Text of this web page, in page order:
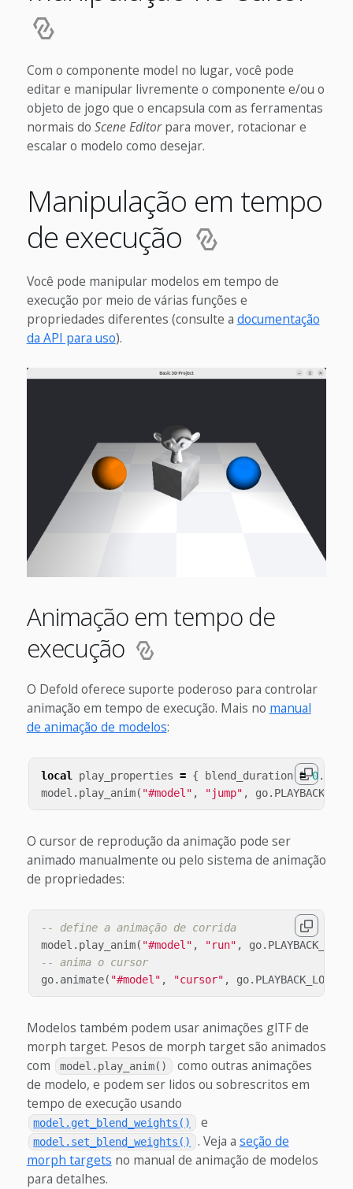
Com o componente model no lugar, você pode
editar e manipular livremente o componente e/ou o
objeto de jogo que o encapsula com as ferramentas
normais do Scene Editorpara mover, rotacionar e
escalar o modelo como desejar.
Manipulação em tempo
de execução
Você pode manipular modelos em tempo de
execução por meio de várias funções e
propriedades diferentes (consulte a documentação
da API para uso).
Animação em tempo de
execução
O Defold oferece suporte poderoso para controlar
animação em tempo de execução. Mais no manual
de animação de modelos:
local play_properties = { blend_duration = 0 .
model . play_anim( "#model" , "jump" , go.
O cursor de reprodução da animação pode ser
animado manualmente ou pelo sistema de animação
de propriedades:
-- define a animação de corrida
model . play_anim( "#model" , "run" , go. PLAYBACK_NONE
-- anima o cursor
go. animate( "#model" , "cursor" , go.
Modelos também podem usar animações glTF de
morph target. Pesos de morph target são animados
com
model.play_anim()
como outras animações
de modelo, e podem ser lidos ou sobrescritos em
tempo de execução usando
model.get_blend_weights() e
model.set_blend_weights() . Veja a seção de
morph targets no manual de animação de modelos
para detalhes.